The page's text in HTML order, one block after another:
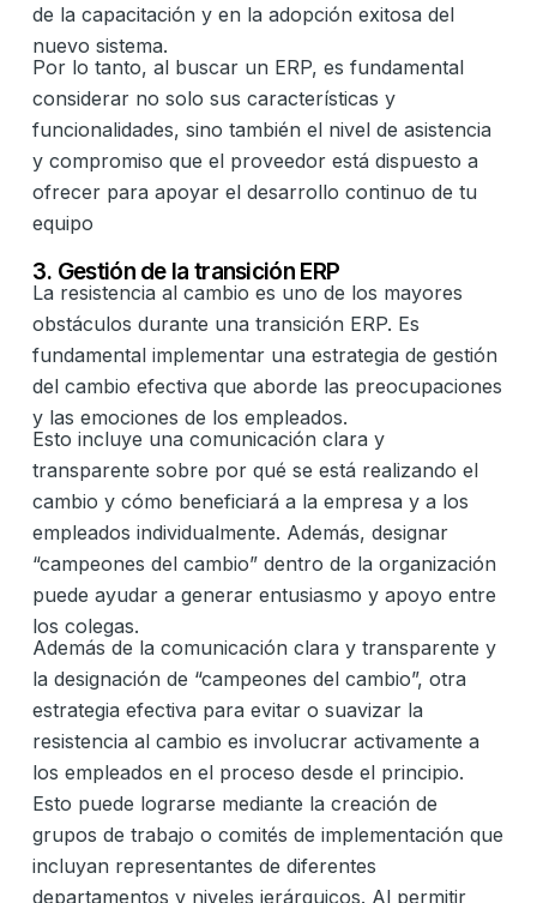
de la capacitación y en la adopción exitosa del
nuevo sistema.
Por lo tanto, al buscar un ERP, es fundamental
considerar no solo sus características y
funcionalidades, sino también el nivel de asistencia
y compromiso que el proveedor está dispuesto a
ofrecer para apoyar el desarrollo continuo de tu
equipo
3. Gestión de la transición ERP
La resistencia al cambio es uno de los mayores
obstáculos durante una transición ERP. Es
fundamental implementar una estrategia de gestión
del cambio efectiva que aborde las preocupaciones
y las emociones de los empleados.
Esto incluye una comunicación clara y
transparente sobre por qué se está realizando el
cambio y cómo beneficiará a la empresa y a los
empleados individualmente. Además, designar
“campeones del cambio” dentro de la organización
puede ayudar a generar entusiasmo y apoyo entre
los colegas.
Además de la comunicación clara y transparente y
la designación de “campeones del cambio”, otra
estrategia efectiva para evitar o suavizar la
resistencia al cambio es involucrar activamente a
los empleados en el proceso desde el principio.
Esto puede lograrse mediante la creación de
grupos de trabajo o comités de implementación que
incluyan representantes de diferentes
departamentos y niveles jerárquicos. Al permitir